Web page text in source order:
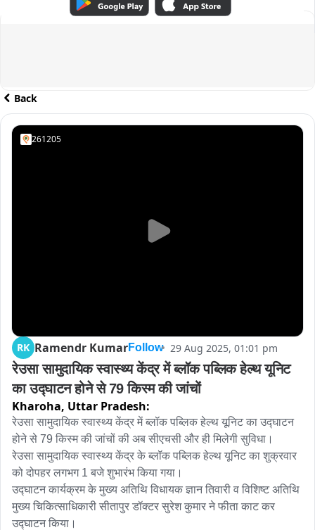
ADVERTISEMENT
Back
261205
RK Ramendr KumarFollow 29 Aug 2025, 01:01 pm
रेउसा सामुदायिक स्वास्थ्य केंद्र में ब्लॉक पब्लिक हेल्थ यूनिट
का उद्घाटन होने से 79 किस्म की जांचों
Kharoha, Uttar Pradesh:
रेउसा सामुदायिक स्वास्थ्य केंद्र में ब्लॉक पब्लिक हेल्थ यूनिट का उद्घाटन
होने से 79 किस्म की जांचों की अब सीएचसी और ही मिलेगी सुविधा।
रेउसा सामुदायिक स्वास्थ्य केंद्र के ब्लॉक पब्लिक हेल्थ यूनिट का शुक्रवार
को दोपहर लगभग 1 बजे शुभारंभ किया गया।
उद्घाटन कार्यक्रम के मुख्य अतिथि विधायक ज्ञान तिवारी व विशिष्ट अतिथि
मुख्य चिकित्साधिकारी सीतापुर डॉक्टर सुरेश कुमार ने फीता काट कर
उद्घाटन किया।